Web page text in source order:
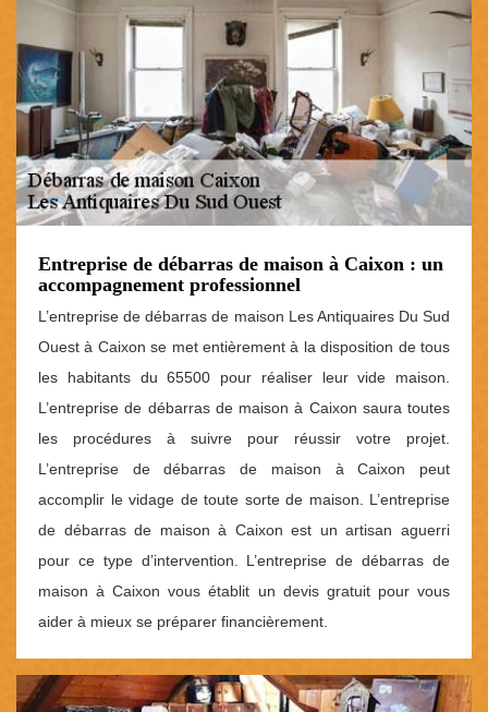
Entreprise de débarras de maison à Caixon : un
accompagnement professionnel
L’entreprise de débarras de maison Les Antiquaires Du Sud
Ouest à Caixon se met entièrement à la disposition de tous
les habitants du 65500 pour réaliser leur vide maison.
L’entreprise de débarras de maison à Caixon saura toutes
les procédures à suivre pour réussir votre projet.
L’entreprise de débarras de maison à Caixon peut
accomplir le vidage de toute sorte de maison. L’entreprise
de débarras de maison à Caixon est un artisan aguerri
pour ce type d’intervention. L’entreprise de débarras de
maison à Caixon vous établit un devis gratuit pour vous
aider à mieux se préparer financièrement.